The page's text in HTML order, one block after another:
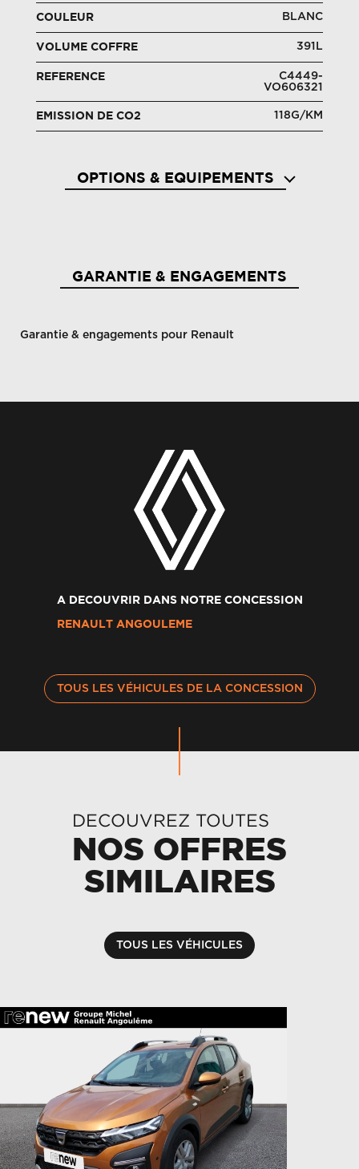
COULEUR BLANC
VOLUME COFFRE 391L
REFERENCE
C4449-
VO606321
EMISSION DE CO2 118G/KM
OPTIONS & EQUIPEMENTS
GARANTIE & ENGAGEMENTS
Garantie & engagements pour Renault
A DECOUVRIR DANS NOTRE CONCESSION
RENAULT ANGOULEME
TOUS LES VÉHICULES DE LA CONCESSION
DECOUVREZ TOUTES
NOS OFFRES
SIMILAIRES
TOUS LES VÉHICULES